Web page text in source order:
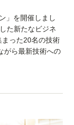
」を開催しまし
た新たなビジネ
った20名の技術
がら最新技術への